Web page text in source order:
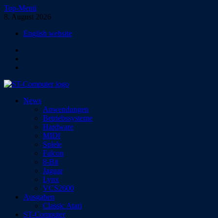
Zum
Inhalt
Top-Menü
8. August 2026
English website
ST-Computer
Das Magazin für Atari-Computer und -Konsolen
News
Anwendungen
Betriebssysteme
Hardware
MIDI
Spiele
Falcon
8-Bit
Jaguar
Lynx
VCS2600
Ausgaben
Classic Atari
ST-Computer